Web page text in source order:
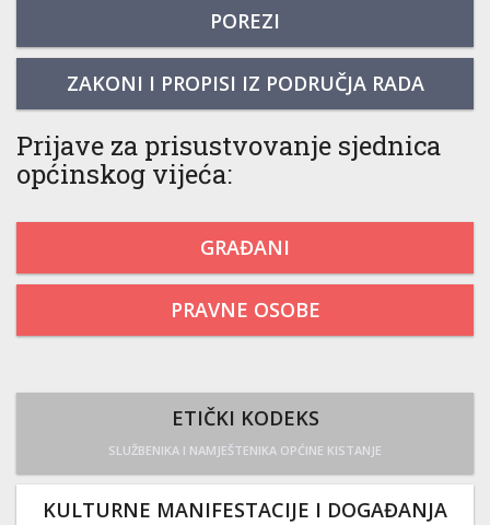
POREZI
ZAKONI I PROPISI IZ PODRUČJA RADA
Prijave za prisustvovanje sjednica
općinskog vijeća:
GRAĐANI
PRAVNE OSOBE
ETIČKI KODEKS
SLUŽBENIKA I NAMJEŠTENIKA OPĆINE KISTANJE
KULTURNE MANIFESTACIJE I DOGAĐANJA